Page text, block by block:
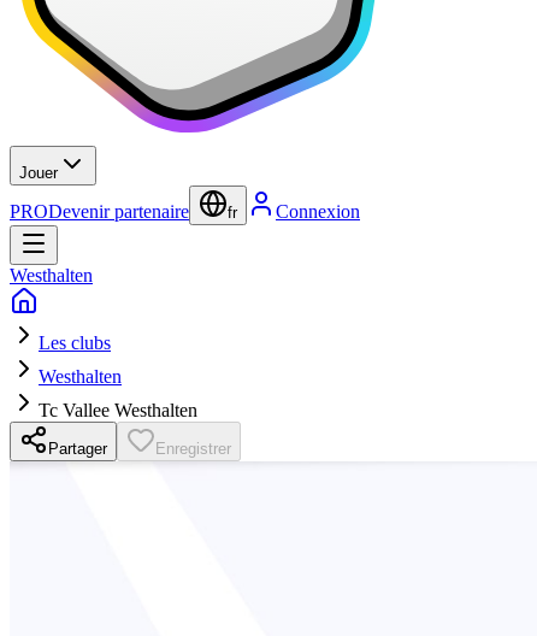
Jouer
PRODevenir partenaire fr Connexion
Westhalten
Les clubs
Westhalten
Tc Vallee Westhalten
Partager Enregistrer